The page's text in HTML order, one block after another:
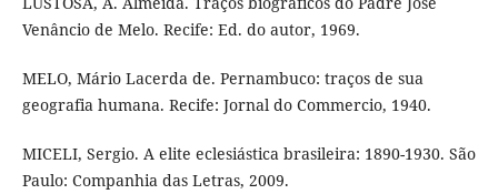
Venâncio de Melo. Recife: Ed. do autor, 1969.
MELO, Mário Lacerda de. Pernambuco: traços de sua
geografia humana. Recife: Jornal do Commercio, 1940.
MICELI, Sergio. A elite eclesiástica brasileira: 1890-1930. São
Paulo: Companhia das Letras, 2009.